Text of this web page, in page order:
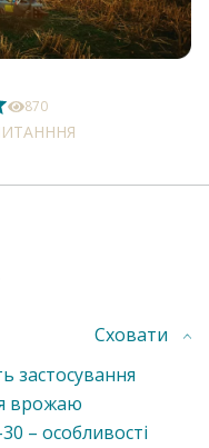
870
Сховати
застосування
врожаю
– особливості